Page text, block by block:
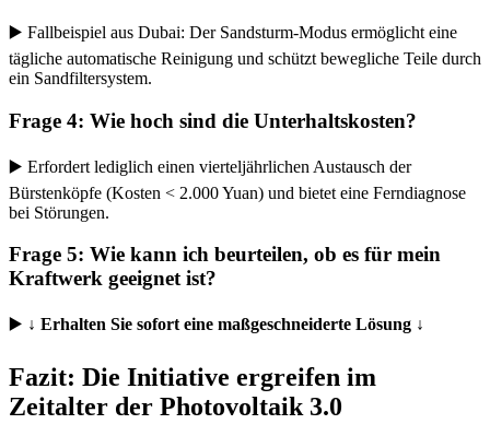
▶️ Fallbeispiel aus Dubai: Der Sandsturm-Modus ermöglicht eine
tägliche automatische Reinigung und schützt bewegliche Teile durch
ein Sandfiltersystem.
Frage 4: Wie hoch sind die Unterhaltskosten?
▶️ Erfordert lediglich einen vierteljährlichen Austausch der
Bürstenköpfe (Kosten < 2.000 Yuan) und bietet eine Ferndiagnose
bei Störungen.
Frage 5: Wie kann ich beurteilen, ob es für mein
Kraftwerk geeignet ist?
▶️ ↓ Erhalten Sie sofort eine maßgeschneiderte Lösung ↓
Fazit: Die Initiative ergreifen im
Zeitalter der Photovoltaik 3.0